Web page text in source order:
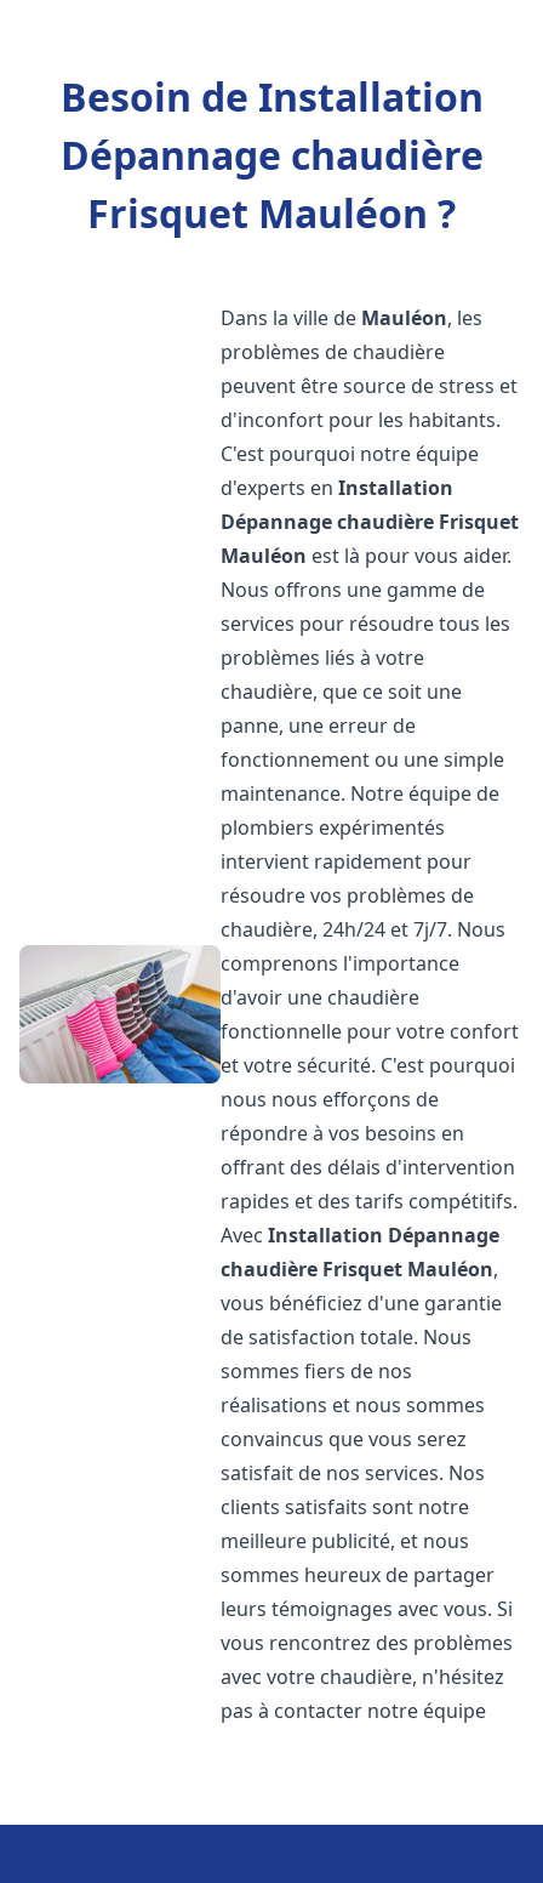
Besoin de Installation
Dépannage chaudière
Frisquet Mauléon ?
Dans la ville de Mauléon, les
problèmes de chaudière
peuvent être source de stress et
d'inconfort pour les habitants.
C'est pourquoi notre équipe
d'experts enInstallation
Dépannage chaudière Frisquet
Mauléon est là pour vous aider.
Nous offrons une gamme de
services pour résoudre tous les
problèmes liés à votre
chaudière, que ce soit une
panne, une erreur de
fonctionnement ou une simple
maintenance. Notre équipe de
plombiers expérimentés
intervient rapidement pour
résoudre vos problèmes de
chaudière, 24h/24 et 7j/7. Nous
comprenons l'importance
d'avoir une chaudière
fonctionnelle pour votre confort
et votre sécurité. C'est pourquoi
nous nous efforçons de
répondre à vos besoins en
offrant des délais d'intervention
rapides et des tarifs compétitifs.
AvecInstallation Dépannage
chaudière Frisquet Mauléon,
vous bénéficiez d'une garantie
de satisfaction totale. Nous
sommes fiers de nos
réalisations et nous sommes
convaincus que vous serez
satisfait de nos services. Nos
clients satisfaits sont notre
meilleure publicité, et nous
sommes heureux de partager
leurs témoignages avec vous. Si
vous rencontrez des problèmes
avec votre chaudière, n'hésitez
pas à contacter notre équipe